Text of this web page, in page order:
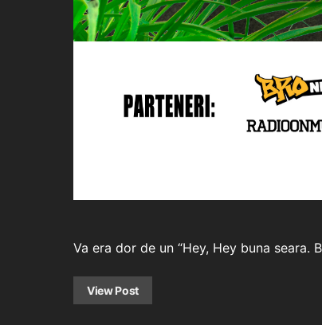
Va era dor de un “Hey, Hey buna seara.
View Post